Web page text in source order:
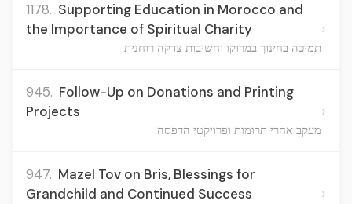
1178. Supporting Education in Morocco and
the Importance of Spiritual Charity
תמיכה בחינוך במרוקו וחשיבות צדקה רוחנית
›
945. Follow-Up on Donations and Printing
Projects
מעקב אחרי תרומות ופרויקטי הדפסה
›
947. Mazel Tov on Bris, Blessings for
Grandchild and Continued Success
›